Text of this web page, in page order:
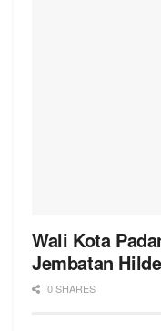
Wali Kota
Jembatan
0 SHARES